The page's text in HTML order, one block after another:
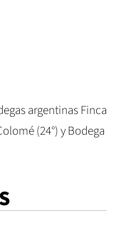
argentinas Finca
(24°) y Bodega